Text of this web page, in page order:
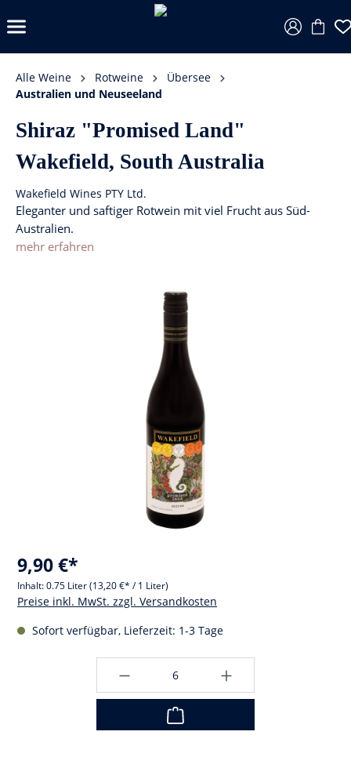
Alle Weine Rotweine
Übersee
Australien und Neuseeland
Shiraz "Promised Land"
Wakefield, South Australia
Wakefield Wines PTY Ltd.
Eleganter und saftiger Rotwein mit viel Frucht aus Süd-
Australien.
mehr erfahren
9,90 €*
Inhalt:0.75 Liter(13,20 €* / 1 Liter)
Preise inkl. MwSt. zzgl. Versandkosten
Sofort verfügbar, Lieferzeit: 1-3 Tage